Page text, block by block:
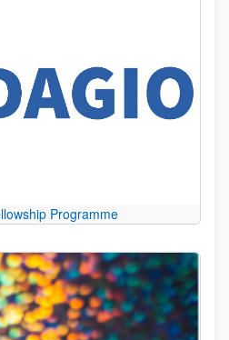
Programme